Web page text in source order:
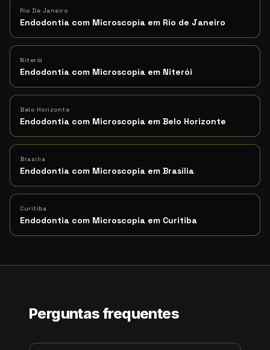
Rio De Janeiro
Endodontia com Microscopia em Rio de Janeiro
Niterói
Endodontia com Microscopia em Niterói
Belo Horizonte
Endodontia com Microscopia em Belo Horizonte
Brasília
Endodontia com Microscopia em Brasília
Curitiba
Endodontia com Microscopia em Curitiba
Perguntas frequentes